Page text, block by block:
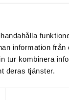
information från
tur kombinera
deras tjänster.
Saracen
husvagns-/